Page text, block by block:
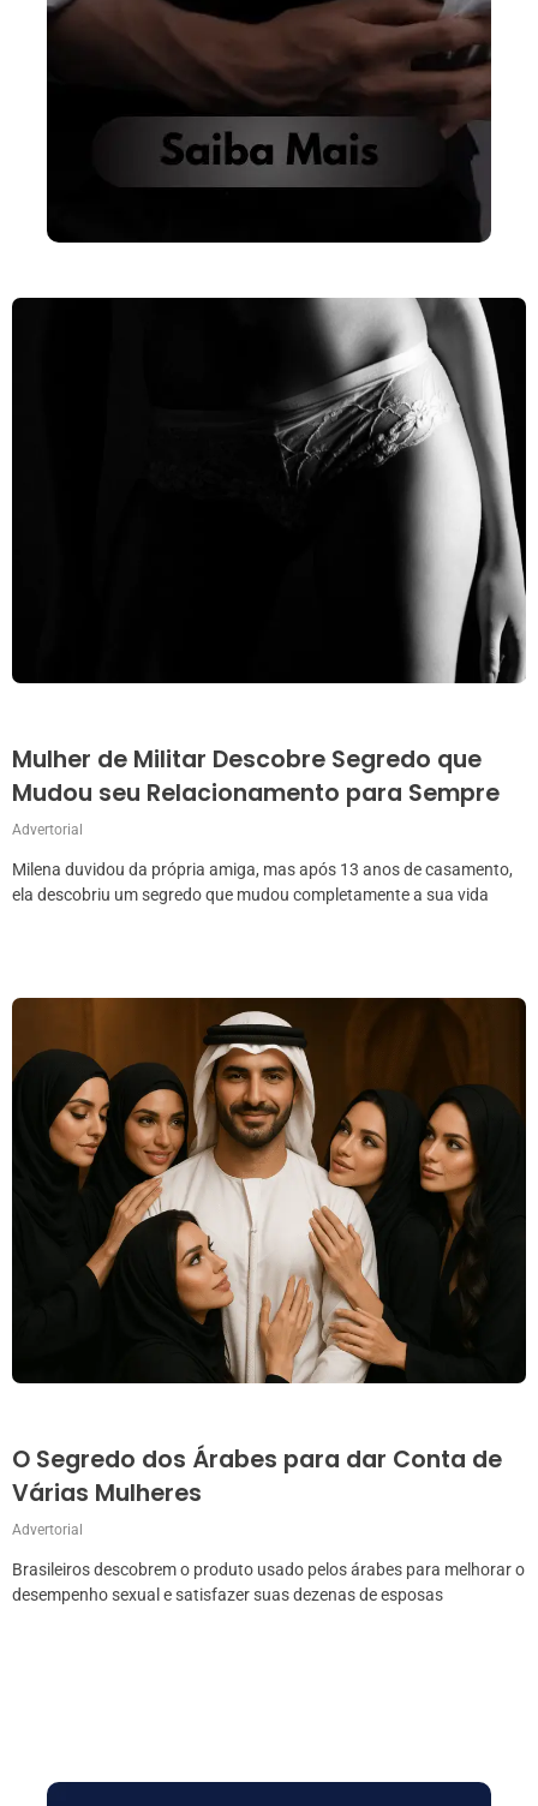
Mulher de Militar Descobre Segredo que
Mudou seu Relacionamento para Sempre
Advertorial
Milena duvidou da própria amiga, mas após 13 anos de casamento,
ela descobriu um segredo que mudou completamente a sua vida
O Segredo dos Árabes para dar Conta de
Várias Mulheres
Advertorial
Brasileiros descobrem o produto usado pelos árabes para melhorar o
desempenho sexual e satisfazer suas dezenas de esposas